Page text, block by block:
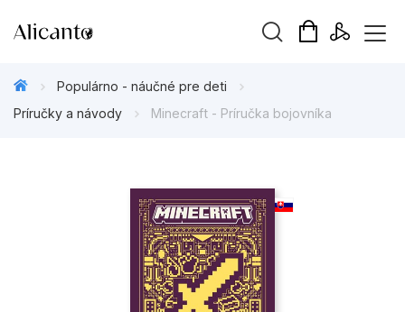
Beletria pre deti
Beletria pre dospelých
Darčekové publikácie
Doplnkový sortiment
Populárno - náučné pre deti
Príručky a návody
Minecraft - Príručka bojovníka